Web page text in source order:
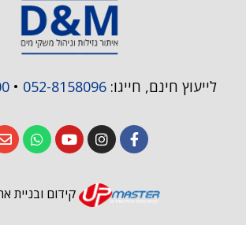
לייעוץ חינם, חייגו: 052-8158096
•
קידום ובניית